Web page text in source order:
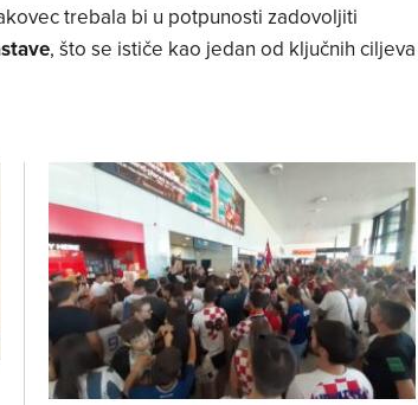
trebala bi u potpunosti zadovoljiti
, što se ističe kao jedan od ključnih ciljeva